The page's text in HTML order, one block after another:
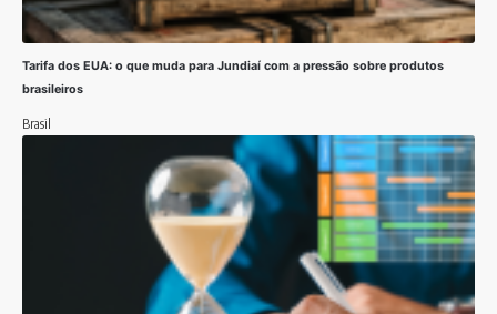
Tarifa dos EUA: o que muda para Jundiaí com a pressão sobre produtos
brasileiros
Brasil